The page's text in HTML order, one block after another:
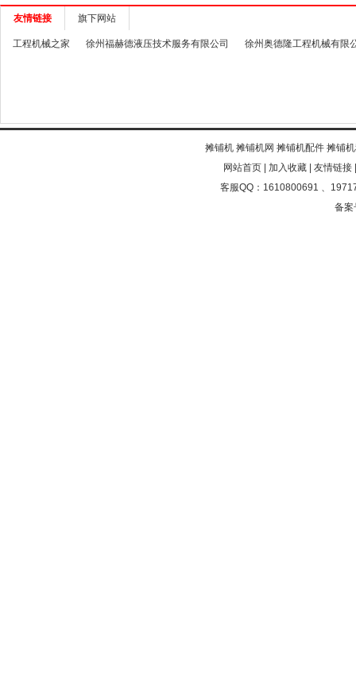
友情链接 旗下网站
工程机械之家 徐州福赫德液压技术服务有限公司 徐州奥德隆工程机械有限
摊铺机 摊铺机网 摊铺机配件 摊铺
网站首页
加入收藏 友情链接
客服QQ：1610800691 、
备案